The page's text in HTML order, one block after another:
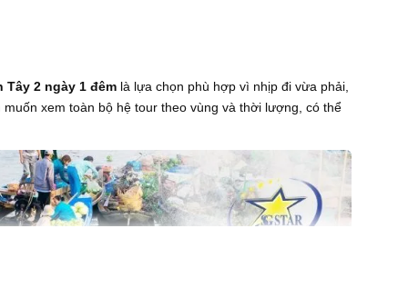
Tây 2 ngày 1 đêm là lựa chọn phù hợp vì nhịp đi vừa phải,
xem toàn bộ hệ tour theo vùng và thời lượng, có thể